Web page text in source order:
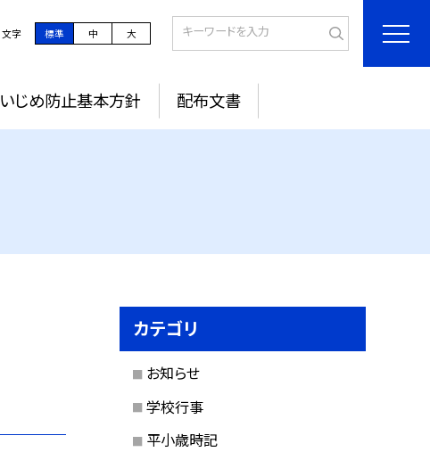
文字 標準 中 大
いじめ防止基本方針 配布文書
カテゴリ
お知らせ
学校行事
平小歳時記